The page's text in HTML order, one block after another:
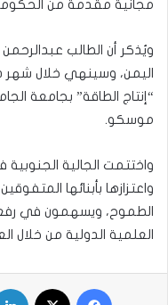
مجانية مقدمة من
ويُذكر أن الطالب
اليمن، وسينهي خلال
“إنتاج الطاقة” بجامعة
موسكو.
واختتمت الجالية
واعتزازها بأبنائها
الطموح، ويسهمون في رفع
العلمية الدولية من خلال